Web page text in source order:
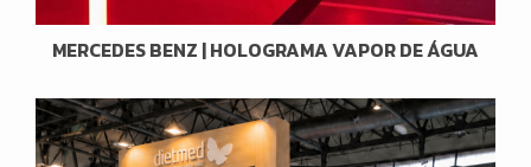
MERCEDES BENZ | HOLOGRAMA VAPOR DE ÁGUA